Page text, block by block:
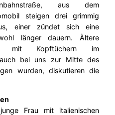
aus dem
steigen drei grimmig
einer zündet sich eine
länger dauern. Ältere
mit Kopftüchern im
bei uns zur Mitte des
wurden, diskutieren die
Frau mit italienischen